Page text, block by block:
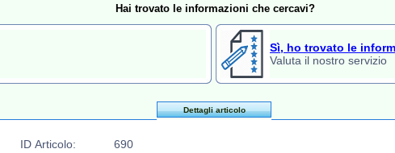
Hai trovato le informazioni che cercavi?
Sì, ho trovato le
Valuta il nostro servizio
Dettagli articolo
ID Articolo:
690